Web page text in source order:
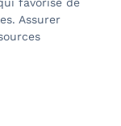
Assurer